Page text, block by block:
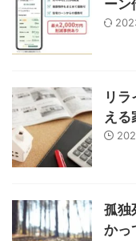
ーン
リ
える
孤独
かっ